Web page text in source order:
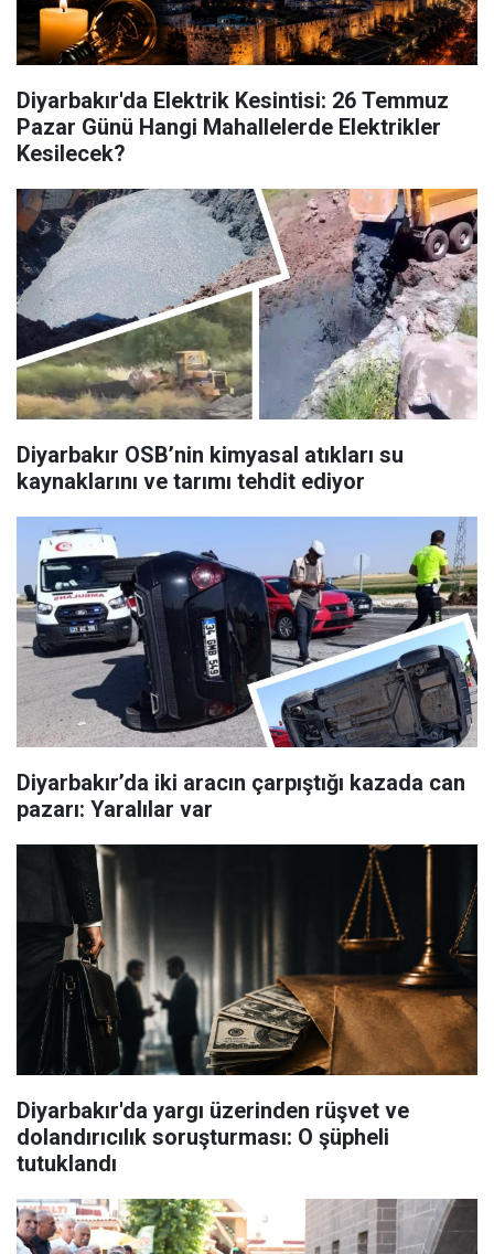
Diyarbakır'da Elektrik Kesintisi: 26 Temmuz
Pazar Günü Hangi Mahallelerde Elektrikler
Kesilecek?
Diyarbakır OSB’nin kimyasal atıkları su
kaynaklarını ve tarımı tehdit ediyor
Diyarbakır’da iki aracın çarpıştığı kazada can
pazarı: Yaralılar var
Diyarbakır'da yargı üzerinden rüşvet ve
dolandırıcılık soruşturması: O şüpheli
tutuklandı